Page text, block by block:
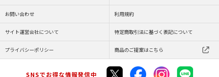
お問い合わせ 利用規約
サイト運営会社について 特定商取引法に基づく表記について
プライバシーポリシー 商品のご提案はこちら
SNSでお得な情報発信中